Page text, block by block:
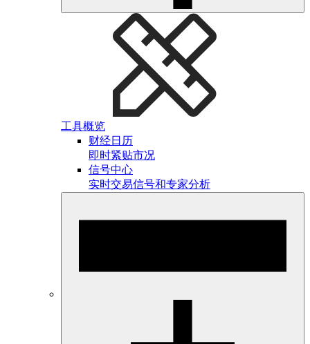
工具概览
财经日历
即时紧贴市况
信号中心
实时交易信号和专家分析